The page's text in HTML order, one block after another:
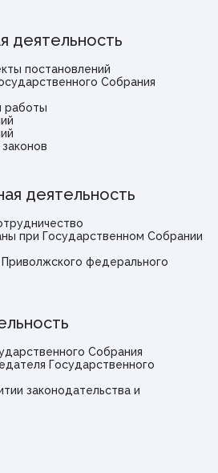
деятельность
постановлений
Собрания
работы
деятельность
при Государственном Собрании
федерального
Собрания
Государственного
законодательства и